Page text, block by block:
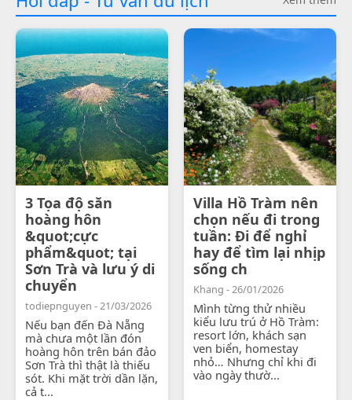
3 Tọa độ săn
hoàng hôn
&quot;cực
phẩm&quot; tại
Sơn Trà và lưu ý di
chuyển
todiepnguyen - 21/03/2026
Nếu bạn đến Đà Nẵng
mà chưa một lần đón
hoàng hôn trên bán đảo
Sơn Trà thì thật là thiếu
sót. Khi mặt trời dần lặn,
cả t...
Villa Hồ Tràm nên
chọn nếu đi trong
tuần: Đi để nghỉ
hay để tìm lại nhịp
sống ch
Khang - 26/01/2026
Mình từng thử nhiều
kiểu lưu trú ở Hồ Tràm:
resort lớn, khách sạn
ven biển, homestay
nhỏ… Nhưng chỉ khi đi
vào ngày thườ...